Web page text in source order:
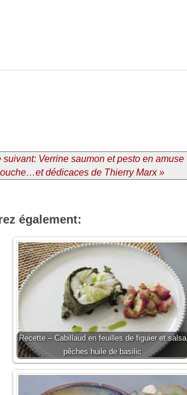
suivant: Verrine saumon et pesto en amuse
dédicaces de Thierry Marx »
également:
Recette – Cabillaud en feuilles de figuier et salsa
pêches huile de basilic